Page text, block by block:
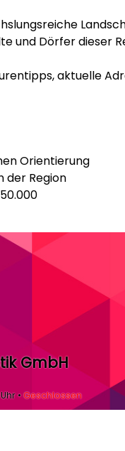
und Dörfer dieser
aktuelle
Orientierung
der Region
GmbH
•Geschlossen